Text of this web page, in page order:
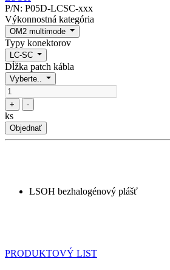
P/N: P05D-LCSC-xxx
Výkonnostná kategória
OM2 multimode
Typy konektorov
LC-SC
Dĺžka patch kábla
Vyberte..
+ -
ks
Objednať
LSOH bezhalogénový plášť
PRODUKTOVÝ LIST